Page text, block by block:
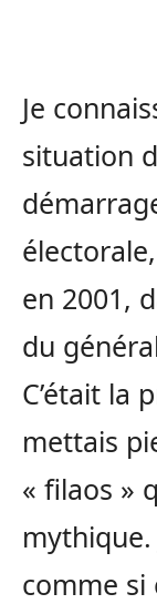
Je
situation
en 2001,
du
C’était la
mettais
« filaos »
mythique.
comme si